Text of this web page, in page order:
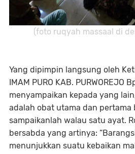
(foto ruqyah massaal di
Yang dipimpin langsung oleh
IMAM PURO KAB. PURWOREJO
menyampaikan kepada yang
adalah obat utama dan pertama
sampaikanlah walau satu ayat.
bersabda yang artinya:
menunjukkan suatu kebaikan